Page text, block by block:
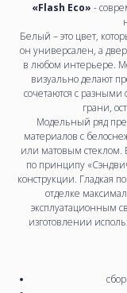
«Flash Eco» -
Белый – это цвет,
он универсален, а
в любом интерьере.
визуально делают
сочетаются с
грани,
Модельный ряд
материалов с
или матовым стеклом.
по принципу
конструкции. Гладкая
отделке
эксплуатационным
изготовлении